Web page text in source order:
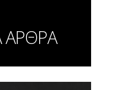
ΑΡΘΡΑ